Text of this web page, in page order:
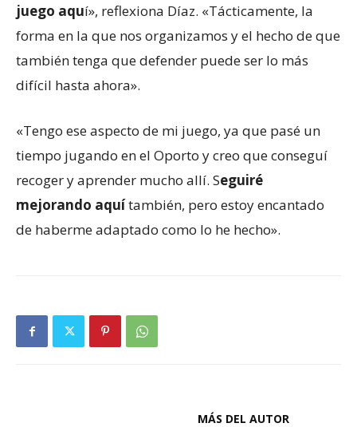
juego aquí», reflexiona Díaz. «Tácticamente, la
forma en la que nos organizamos y el hecho de que
también tenga que defender puede ser lo más
difícil hasta ahora».
«Tengo ese aspecto de mi juego, ya que pasé un
tiempo jugando en el Oporto y creo que conseguí
recoger y aprender mucho allí. Seguiré
mejorando aquítambién, pero estoy encantado
de haberme adaptado como lo he hecho».
MÁS DEL AUTOR